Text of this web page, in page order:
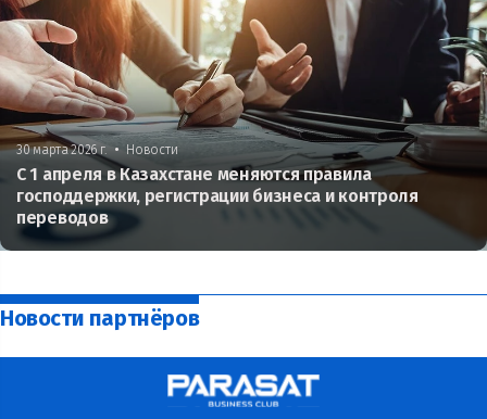
30 марта 2026 г. • Новости
С 1 апреля в Казахстане меняются правила
господдержки, регистрации бизнеса и контроля
переводов
Новости партнёров